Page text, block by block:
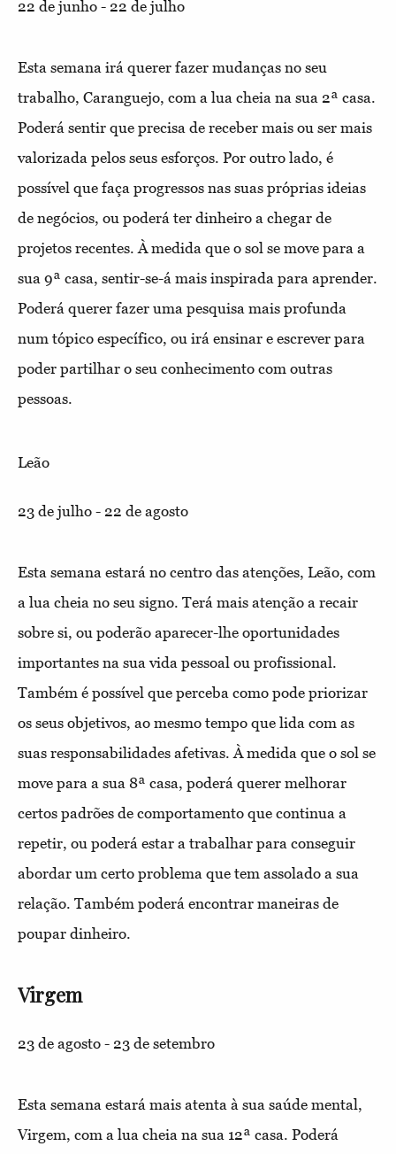
22 de junho - 22 de julho
Esta semana irá querer fazer mudanças no seu
trabalho, Caranguejo, com a lua cheia na sua 2ª casa.
Poderá sentir que precisa de receber mais ou ser mais
valorizada pelos seus esforços. Por outro lado, é
possível que faça progressos nas suas próprias ideias
de negócios, ou poderá ter dinheiro a chegar de
projetos recentes. À medida que o sol se move para a
sua 9ª casa, sentir-se-á mais inspirada para aprender.
Poderá querer fazer uma pesquisa mais profunda
num tópico específico, ou irá ensinar e escrever para
poder partilhar o seu conhecimento com outras
pessoas.
Leão
23 de julho - 22 de agosto
Esta semana estará no centro das atenções, Leão, com
a lua cheia no seu signo. Terá mais atenção a recair
sobre si, ou poderão aparecer-lhe oportunidades
importantes na sua vida pessoal ou profissional.
Também é possível que perceba como pode priorizar
os seus objetivos, ao mesmo tempo que lida com as
suas responsabilidades afetivas. À medida que o sol se
move para a sua 8ª casa, poderá querer melhorar
certos padrões de comportamento que continua a
repetir, ou poderá estar a trabalhar para conseguir
abordar um certo problema que tem assolado a sua
relação. Também poderá encontrar maneiras de
poupar dinheiro.
Virgem
23 de agosto - 23 de setembro
Esta semana estará mais atenta à sua saúde mental,
Virgem, com a lua cheia na sua 12ª casa. Poderá